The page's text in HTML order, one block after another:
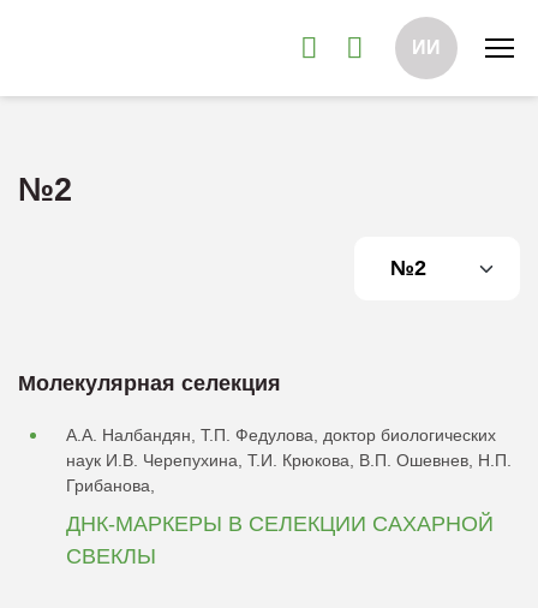
ИИ
№2
Молекулярная селекция
А.А. Налбандян, Т.П. Федулова, доктор биологических
наук И.В. Черепухина, Т.И. Крюкова, В.П. Ошевнев, Н.П.
Грибанова,
ДНК-МАРКЕРЫ В СЕЛЕКЦИИ САХАРНОЙ
СВЕКЛЫ